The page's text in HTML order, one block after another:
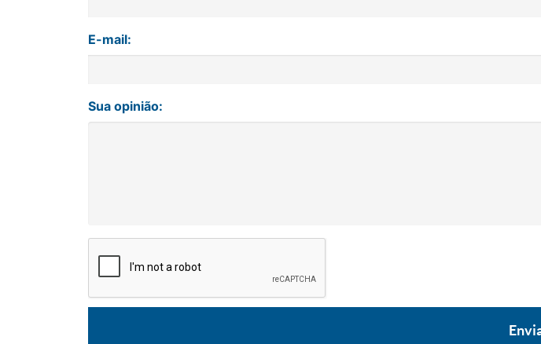
E-mail:
Sua opinião: